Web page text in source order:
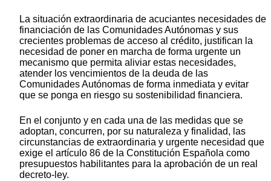
La situación extraordinaria de acuciantes necesidades de
financiación de las Comunidades Autónomas y sus
crecientes problemas de acceso al crédito, justifican la
necesidad de poner en marcha de forma urgente un
mecanismo que permita aliviar estas necesidades,
atender los vencimientos de la deuda de las
Comunidades Autónomas de forma inmediata y evitar
que se ponga en riesgo su sostenibilidad financiera.
En el conjunto y en cada una de las medidas que se
adoptan, concurren, por su naturaleza y finalidad, las
circunstancias de extraordinaria y urgente necesidad que
exige el artículo 86 de la Constitución Española como
presupuestos habilitantes para la aprobación de un real
decreto-ley.